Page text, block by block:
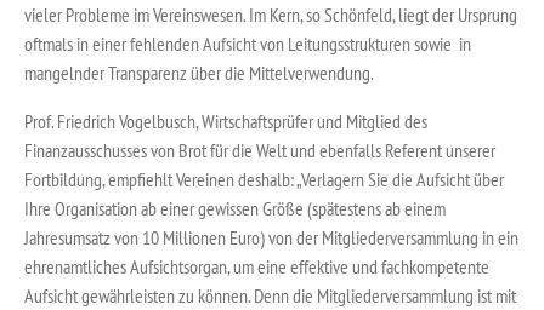
vieler Probleme im Vereinswesen. Im Kern, so Schönfeld, liegt der Ursprung
oftmals in einer fehlenden Aufsicht von Leitungsstrukturen sowie in
mangelnder Transparenz über die Mittelverwendung.
Prof. Friedrich Vogelbusch, Wirtschaftsprüfer und Mitglied des
Finanzausschusses von Brot für die Welt und ebenfalls Referent unserer
Fortbildung, empfiehlt Vereinen deshalb: „Verlagern Sie die Aufsicht über
Ihre Organisation ab einer gewissen Größe (spätestens ab einem
Jahresumsatz von 10 Millionen Euro) von der Mitgliederversammlung in ein
ehrenamtliches Aufsichtsorgan, um eine effektive und fachkompetente
Aufsicht gewährleisten zu können. Denn die Mitgliederversammlung ist mit